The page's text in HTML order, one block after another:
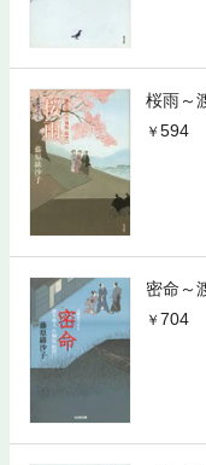
桜雨～
594
密命～
704